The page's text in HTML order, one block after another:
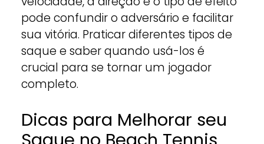
pode confundir o adversário e facilitar
sua vitória. Praticar diferentes tipos de
saque e saber quando usá-los é
crucial para se tornar um jogador
completo.
Dicas para Melhorar seu